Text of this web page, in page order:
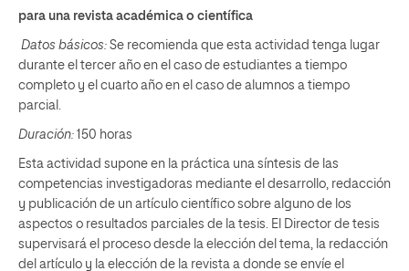
para una revista académica o científica
Datos básicos: Se recomienda que esta actividad tenga lugar
durante el tercer año en el caso de estudiantes a tiempo
completo y el cuarto año en el caso de alumnos a tiempo
parcial.
Duración: 150 horas
Esta actividad supone en la práctica una síntesis de las
competencias investigadoras mediante el desarrollo, redacción
y publicación de un artículo científico sobre alguno de los
aspectos o resultados parciales de la tesis. El Director de tesis
supervisará el proceso desde la elección del tema, la redacción
del artículo y la elección de la revista a donde se envíe el